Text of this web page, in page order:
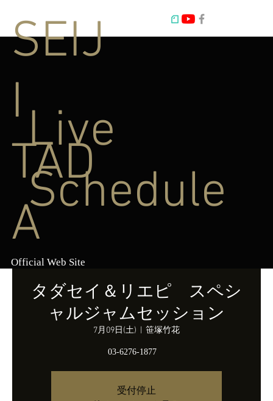
タダセイ＆リエピ スペシ
ャルジャムセッション
7月09日(土) 笹塚竹花
03-6276-1877
受付停止
Live
Schedule
SEIJ
I
TAD
A
Official Web Site